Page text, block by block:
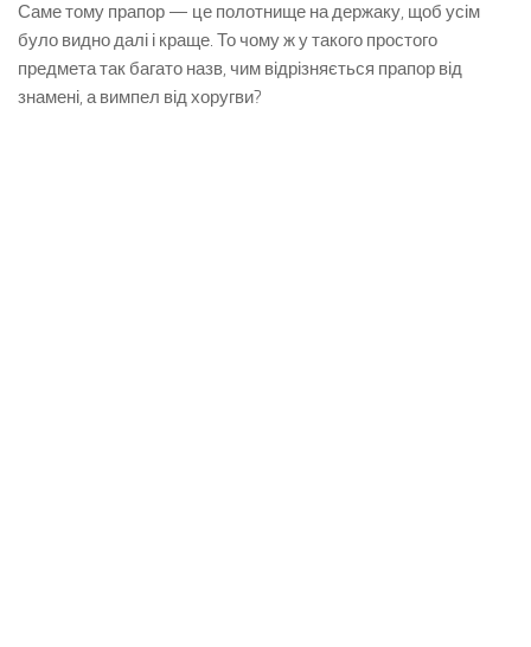
Саме тому прапор — це полотнище на держаку, щоб усім
було видно далі і краще. То чому ж у такого простого
предмета так багато назв, чим відрізняється прапор від
знамені, а вимпел від хоругви?